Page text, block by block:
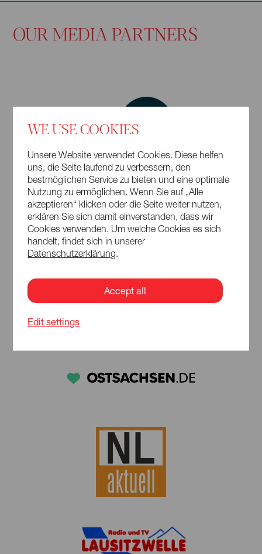
OUR MEDIA PARTNERS
WE USE COOKIES
Unsere Website verwendet Cookies. Diese helfen
uns, die Seite laufend zu verbessern, den
bestmöglichen Service zu bieten und eine optimale
Nutzung zu ermöglichen. Wenn Sie auf „Alle
akzeptieren“ klicken oder die Seite weiter nutzen,
erklären Sie sich damit einverstanden, dass wir
Cookies verwenden. Um welche Cookies es sich
handelt, findet sich in unserer
Datenschutzerklärung
Accept all
Edit settings